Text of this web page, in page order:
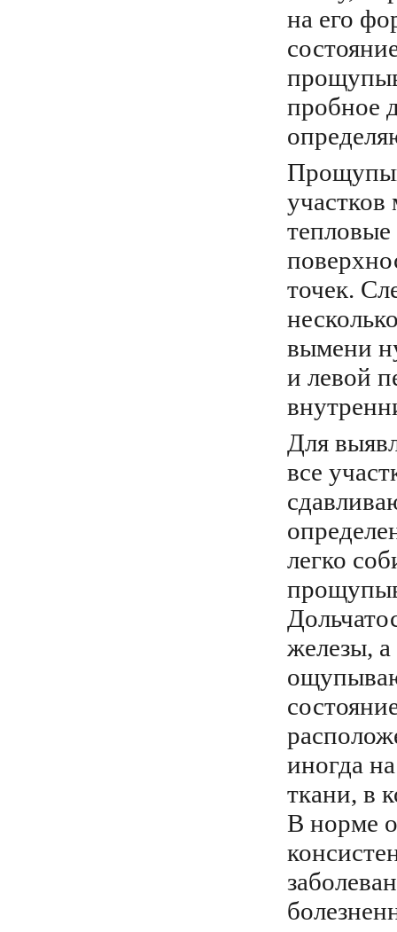
на его
пробное
точек.
вымени
и левой
Для
все
легко
железы,
иногда
ткани, в
В норме